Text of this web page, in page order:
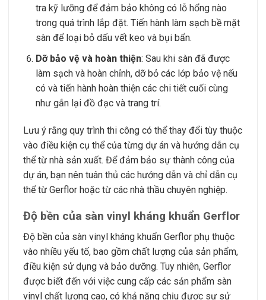
tra kỹ lưỡng để đảm bảo không có lỗ hổng nào
trong quá trình lắp đặt. Tiến hành làm sạch bề mặt
sàn để loại bỏ dấu vết keo và bụi bẩn.
Dỡ bảo vệ và hoàn thiện: Sau khi sàn đã được
làm sạch và hoàn chỉnh, dỡ bỏ các lớp bảo vệ nếu
có và tiến hành hoàn thiện các chi tiết cuối cùng
như gắn lại đồ đạc và trang trí.
Lưu ý rằng quy trình thi công có thể thay đổi tùy thuộc
vào điều kiện cụ thể của từng dự án và hướng dẫn cụ
thể từ nhà sản xuất. Để đảm bảo sự thành công của
dự án, bạn nên tuân thủ các hướng dẫn và chỉ dẫn cụ
thể từ Gerflor hoặc từ các nhà thầu chuyên nghiệp.
Độ bền của sàn vinyl kháng khuẩn Gerflor
Độ bền của sàn vinyl kháng khuẩn Gerflor phụ thuộc
vào nhiều yếu tố, bao gồm chất lượng của sản phẩm,
điều kiện sử dụng và bảo dưỡng. Tuy nhiên, Gerflor
được biết đến với việc cung cấp các sản phẩm sàn
vinyl chất lượng cao, có khả năng chịu được sự sử